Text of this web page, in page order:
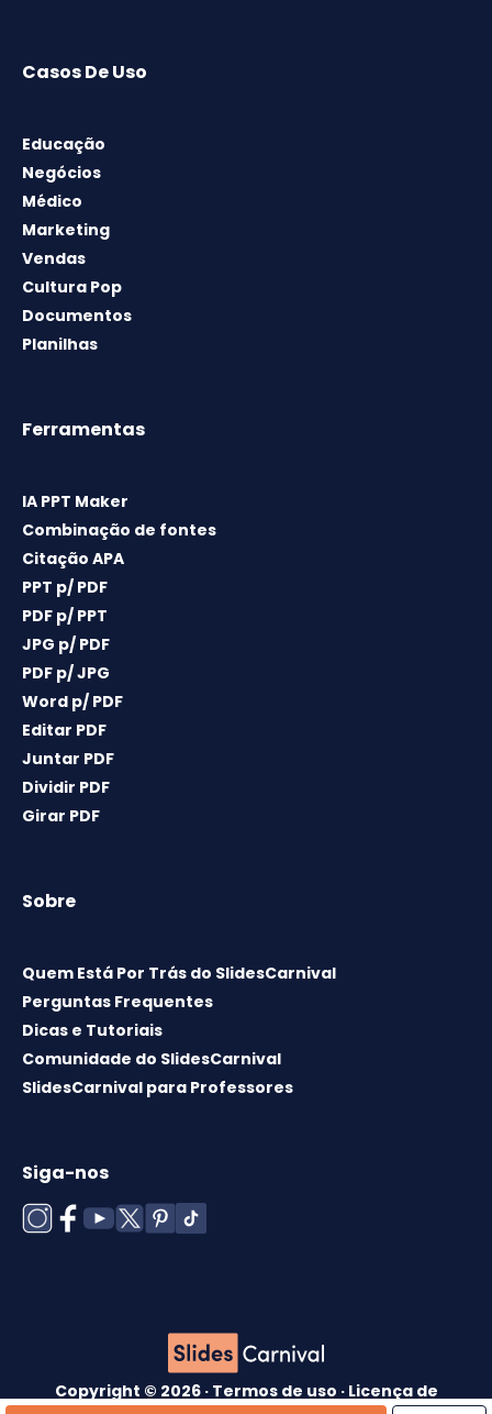
Casos De Uso
Educação
Negócios
Médico
Marketing
Vendas
Cultura Pop
Documentos
Planilhas
Ferramentas
IA PPT Maker
Combinação de fontes
Citação APA
PPT p/ PDF
PDF p/ PPT
JPG p/ PDF
PDF p/ JPG
Word p/ PDF
Editar PDF
Juntar PDF
Dividir PDF
Girar PDF
Sobre
Quem Está Por Trás do SlidesCarnival
Perguntas Frequentes
Dicas e Tutoriais
Comunidade do SlidesCarnival
SlidesCarnival para Professores
Siga-nos
Copyright © 2026 · Termos de uso · Licença de